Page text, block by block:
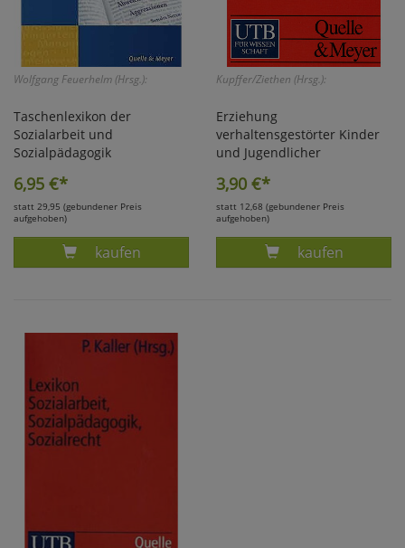
Wolfgang Feuerhelm (Hrsg.):
Taschenlexikon der
Sozialarbeit und
Sozialpädagogik
6,95 €*
statt 29,95 (gebundener Preis
aufgehoben)
Produkt FEUERHELM, TASCHENLEXIKON
kaufen
Kupffer/Ziethen (Hrsg.):
Erziehung
verhaltensgestörter Kinder
und Jugendlicher
3,90 €*
statt 12,68 (gebundener Preis
aufgehoben)
Produkt
kaufen